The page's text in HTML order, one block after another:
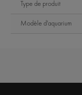
Type de produit
Modèle d'aquarium